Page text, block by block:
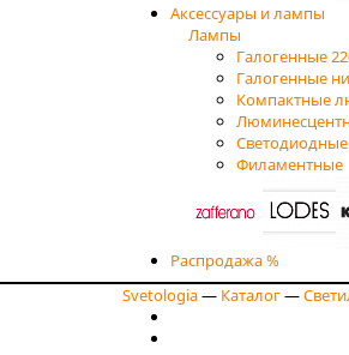
Аксессуары и лампы
Лампы
Галогенные
Галогенные
Компактные
Светодиодные
Филаментные
Распродажа %
Svetologia— Каталог—